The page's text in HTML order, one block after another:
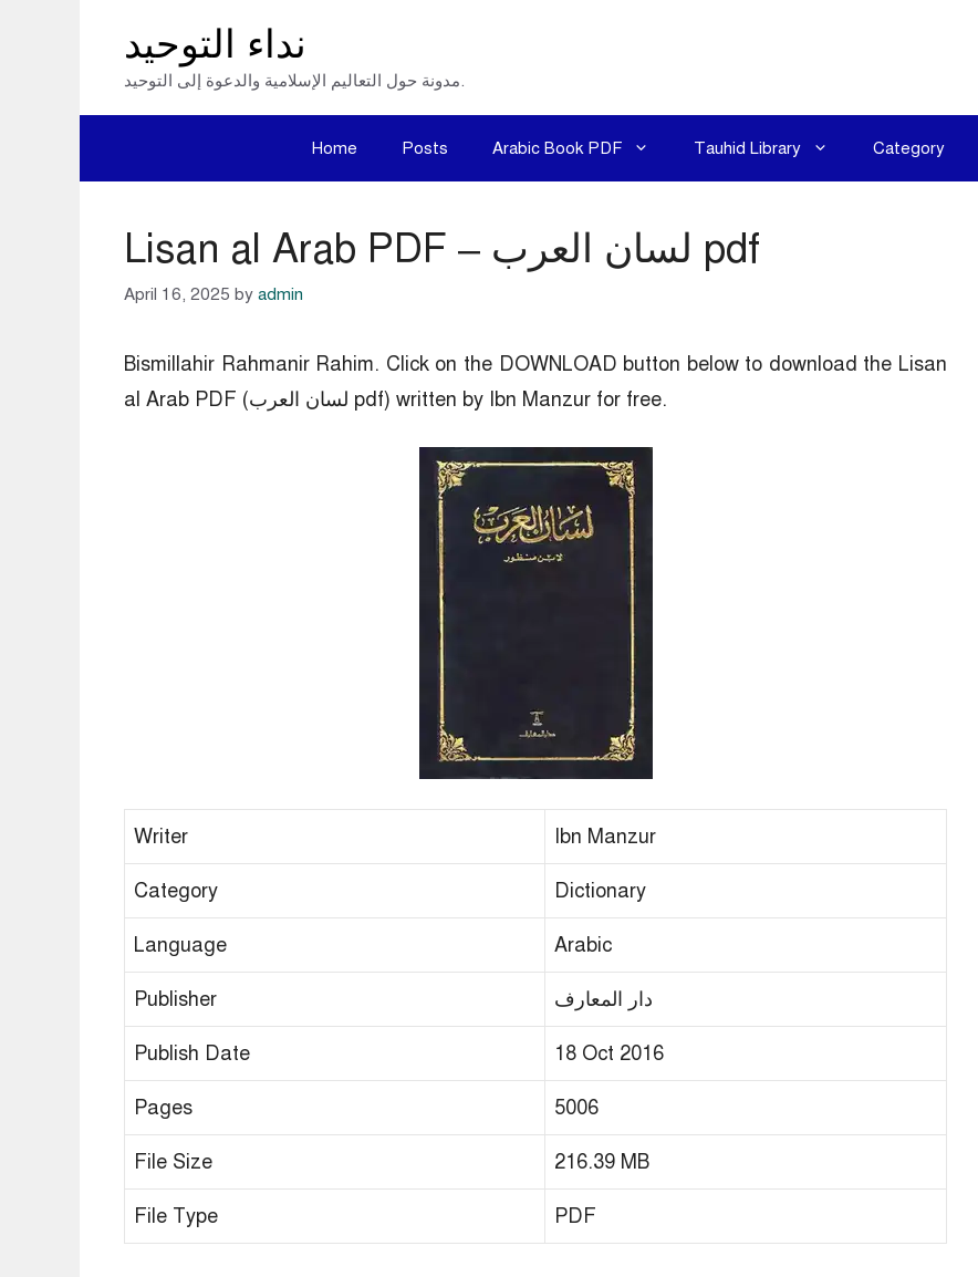
نداء التوحيد
مدونة حول التعاليم الإسلامية والدعوة إلى التوحيد.
Home Posts Arabic Book PDF Tauhid Library Category
Lisan al Arab PDF – لسان العرب pdf
April 16, 2025 by admin
Bismillahir Rahmanir Rahim. Click on the DOWNLOAD button below to download the Lisan
al Arab PDF (لسان العرب pdf) written by Ibn Manzur for free.
Writer Ibn Manzur
Category Dictionary
Language Arabic
Publisher دار المعارف
Publish Date 18 Oct 2016
Pages 5006
File Size 216.39 MB
File Type PDF